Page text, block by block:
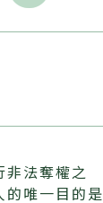
非法奪權之
的唯一目的是